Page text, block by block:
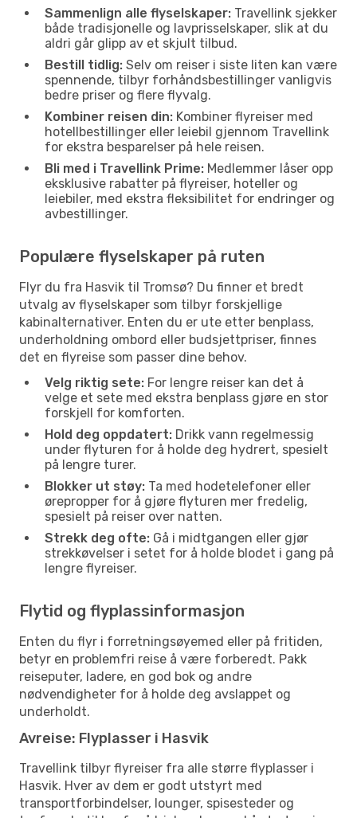
Sammenlign alle flyselskaper: Travellink sjekker
både tradisjonelle og lavprisselskaper, slik at du
aldri går glipp av et skjult tilbud.
Bestill tidlig: Selv om reiser i siste liten kan være
spennende, tilbyr forhåndsbestillinger vanligvis
bedre priser og flere flyvalg.
Kombiner reisen din: Kombiner flyreiser med
hotellbestillinger eller leiebil gjennom Travellink
for ekstra besparelser på hele reisen.
Bli med i Travellink Prime: Medlemmer låser opp
eksklusive rabatter på flyreiser, hoteller og
leiebiler, med ekstra fleksibilitet for endringer og
avbestillinger.
Populære flyselskaper på ruten
Flyr du fra Hasvik til Tromsø? Du finner et bredt
utvalg av flyselskaper som tilbyr forskjellige
kabinalternativer. Enten du er ute etter benplass,
underholdning ombord eller budsjettpriser, finnes
det en flyreise som passer dine behov.
Velg riktig sete: For lengre reiser kan det å
velge et sete med ekstra benplass gjøre en stor
forskjell for komforten.
Hold deg oppdatert: Drikk vann regelmessig
under flyturen for å holde deg hydrert, spesielt
på lengre turer.
Blokker ut støy: Ta med hodetelefoner eller
ørepropper for å gjøre flyturen mer fredelig,
spesielt på reiser over natten.
Strekk deg ofte: Gå i midtgangen eller gjør
strekkøvelser i setet for å holde blodet i gang på
lengre flyreiser.
Flytid og flyplassinformasjon
Enten du flyr i forretningsøyemed eller på fritiden,
betyr en problemfri reise å være forberedt. Pakk
reiseputer, ladere, en god bok og andre
nødvendigheter for å holde deg avslappet og
underholdt.
Avreise: Flyplasser i Hasvik
Travellink tilbyr flyreiser fra alle større flyplasser i
Hasvik. Hver av dem er godt utstyrt med
transportforbindelser, lounger, spisesteder og